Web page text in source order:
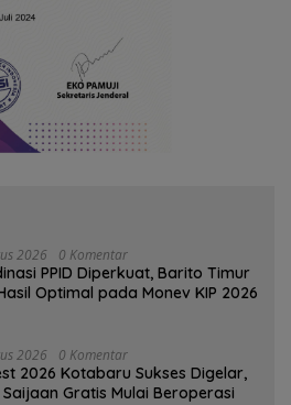
2026 0 Komentar
PPID Diperkuat, Barito Timur
Optimal pada Monev KIP 2026
2026 0 Komentar
2026 Kotabaru Sukses Digelar,
Gratis Mulai Beroperasi